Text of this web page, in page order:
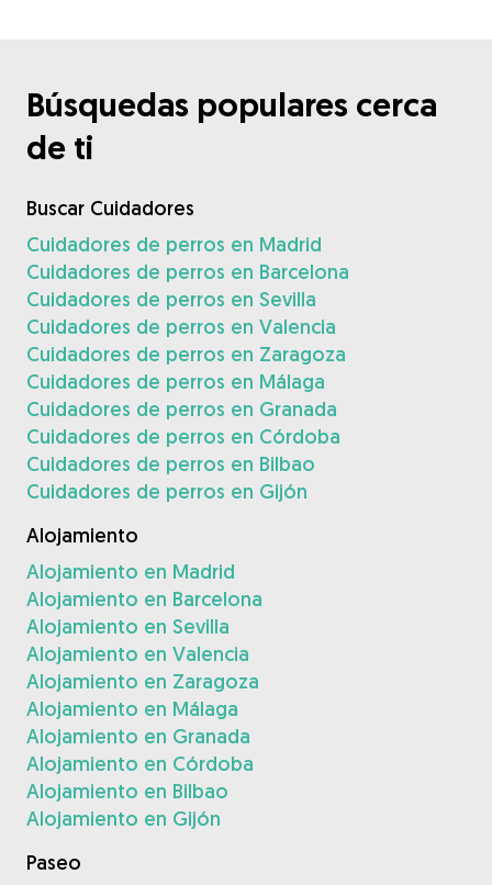
Búsquedas populares cerca
de ti
Buscar Cuidadores
Cuidadores de perros en Madrid
Cuidadores de perros en Barcelona
Cuidadores de perros en Sevilla
Cuidadores de perros en Valencia
Cuidadores de perros en Zaragoza
Cuidadores de perros en Málaga
Cuidadores de perros en Granada
Cuidadores de perros en Córdoba
Cuidadores de perros en Bilbao
Cuidadores de perros en Gijón
Alojamiento
Alojamiento en Madrid
Alojamiento en Barcelona
Alojamiento en Sevilla
Alojamiento en Valencia
Alojamiento en Zaragoza
Alojamiento en Málaga
Alojamiento en Granada
Alojamiento en Córdoba
Alojamiento en Bilbao
Alojamiento en Gijón
Paseo